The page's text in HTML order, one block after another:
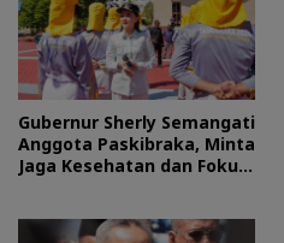
Gubernur Sherly Semangati
Anggota Paskibraka, Minta
Jaga Kesehatan dan Fokus